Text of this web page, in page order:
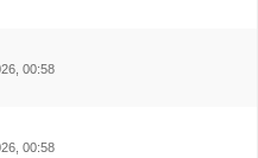
00:58
00:58